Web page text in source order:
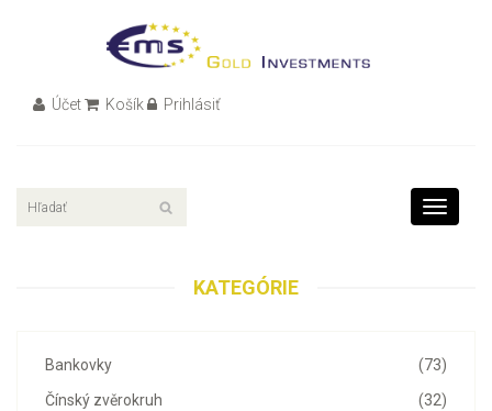
Účet Košík Prihlásiť
Toggle
KATEGÓRIE
(73)
Bankovky
(32)
Čínský zvěrokruh